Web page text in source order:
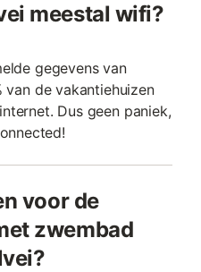
meestal wifi?
gegevens van
van de vakantiehuizen
Dus geen paniek,
voor de
zwembad